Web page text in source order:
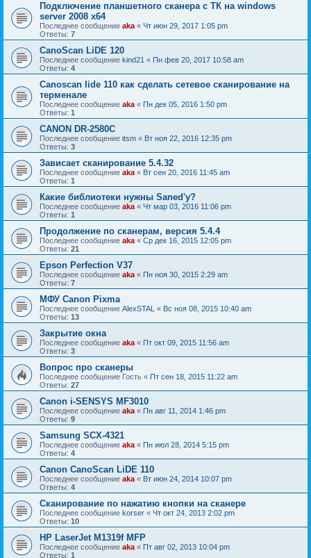
Подключение планшетного сканера с ТК на windows
server 2008 x64
Последнее сообщение aka « Чт июн 29, 2017 1:05 pm
Ответы: 7
CanoScan LiDE 120
Последнее сообщение kind21 « Пн фев 20, 2017 10:58 am
Ответы: 4
Canoscan lide 110 как сделать сетевое сканирование на
терменале
Последнее сообщение aka « Пн дек 05, 2016 1:50 pm
Ответы: 1
CANON DR-2580C
Последнее сообщение itsm « Вт ноя 22, 2016 12:35 pm
Ответы: 3
Зависает сканирование 5.4.32
Последнее сообщение aka « Вт сен 20, 2016 11:45 am
Ответы: 1
Какие библиотеки нужны Saned'у?
Последнее сообщение aka « Чт мар 03, 2016 11:06 pm
Ответы: 1
Продолжение по сканерам, версия 5.4.4
Последнее сообщение aka « Ср дек 16, 2015 12:05 pm
Ответы: 21
Epson Perfection V37
Последнее сообщение aka « Пн ноя 30, 2015 2:29 am
Ответы: 7
МФУ Canon Pixma
Последнее сообщение AlexSTAL « Вс ноя 08, 2015 10:40 am
Ответы: 13
Закрытие окна
Последнее сообщение aka « Пт окт 09, 2015 11:56 am
Ответы: 3
Вопрос про сканеры
Последнее сообщение Гость « Пт сен 18, 2015 11:22 am
Ответы: 27
Canon i-SENSYS MF3010
Последнее сообщение aka « Пн авг 11, 2014 1:46 pm
Ответы: 9
Samsung SCX-4321
Последнее сообщение aka « Пн июл 28, 2014 5:15 pm
Ответы: 4
Canon CanoScan LiDE 110
Последнее сообщение aka « Вт июн 24, 2014 10:07 pm
Ответы: 4
Сканирование по нажатию кнопки на сканере
Последнее сообщение korser « Чт окт 24, 2013 2:02 pm
Ответы: 10
HP LaserJet M1319f MFP
Последнее сообщение aka « Пт авг 02, 2013 10:04 pm
Ответы: 1